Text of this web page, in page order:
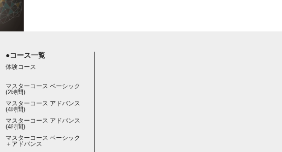
●コース一覧
体験コース
マスターコース ベーシック
(2時間)
マスターコース アドバンス
(4時間)
マスターコース アドバンス
(4時間)
マスターコース ベーシック
＋アドバンス